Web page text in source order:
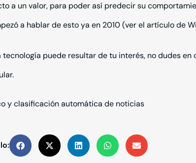
a un valor, para poder así predecir su
a hablar de esto ya en 2010 (ver el artículo de
tecnología puede resultar de tu interés, no dudes en
y clasificación automática de noticias